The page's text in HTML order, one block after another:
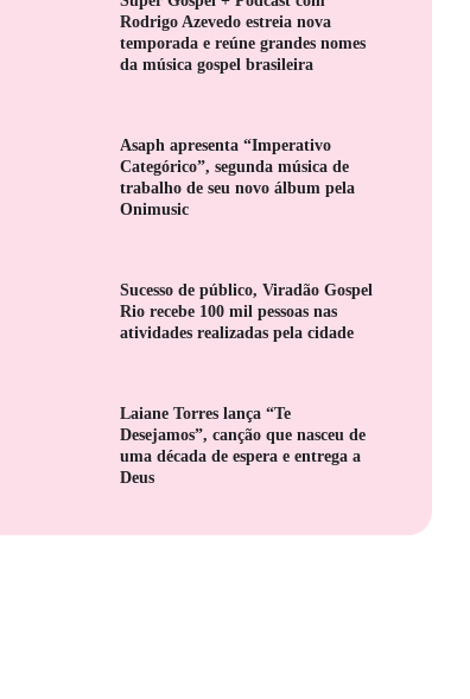
Rodrigo Azevedo estreia nova
temporada e reúne grandes nomes
da música gospel brasileira
Asaph apresenta “Imperativo
Categórico”, segunda música de
trabalho de seu novo álbum pela
Onimusic
Sucesso de público, Viradão Gospel
Rio recebe 100 mil pessoas nas
atividades realizadas pela cidade
Laiane Torres lança “Te
Desejamos”, canção que nasceu de
uma década de espera e entrega a
Deus